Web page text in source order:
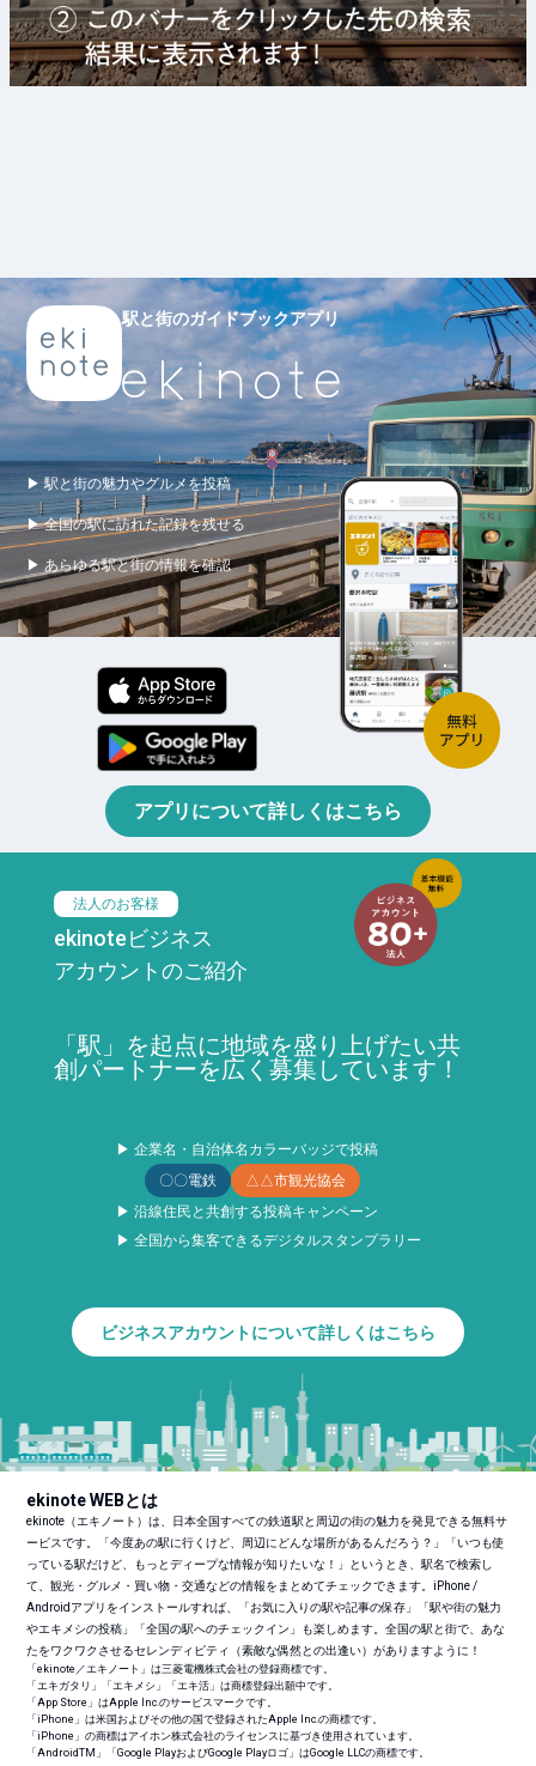
駅と街のガイドブックアプリ
▶ 駅と街の魅力やグルメを投稿
▶ 全国の駅に訪れた記録を残せる
▶ あらゆる駅と街の情報を確認
アプリについて詳しくはこちら
法人のお客様
ekinoteビジネス
アカウントのご紹介
「駅」を起点に地域を盛り上げたい共
創パートナーを広く募集しています！
▶ 企業名・自治体名カラーバッジで投稿
〇〇電鉄
△△市観光協会
▶ 沿線住民と共創する投稿キャンペーン
▶ 全国から集客できるデジタルスタンプラリー
ビジネスアカウントについて詳しくはこちら
ekinote WEBとは
ekinote（エキノート）は、日本全国すべての鉄道駅と周辺の街の魅力を発見できる無料サ
ービスです。「今度あの駅に行くけど、周辺にどんな場所があるんだろう？」「いつも使
っている駅だけど、もっとディープな情報が知りたいな！」というとき、駅名で検索し
て、観光・グルメ・買い物・交通などの情報をまとめてチェックできます。iPhone /
Androidアプリをインストールすれば、「お気に入りの駅や記事の保存」「駅や街の魅力
やエキメシの投稿」「全国の駅へのチェックイン」も楽しめます。全国の駅と街で、あな
たをワクワクさせるセレンディピティ（素敵な偶然との出逢い）がありますように！
「ekinote／エキノート」は三菱電機株式会社の登録商標です。
「エキガタリ」「エキメシ」「エキ活」は商標登録出願中です。
「App Store」はApple Inc.のサービスマークです。
「iPhone」は米国およびその他の国で登録されたApple Inc.の商標です。
「iPhone」の商標はアイホン株式会社のライセンスに基づき使用されています。
「AndroidTM 」「Google PlayおよびGoogle Playロゴ」はGoogle LLCの商標です。